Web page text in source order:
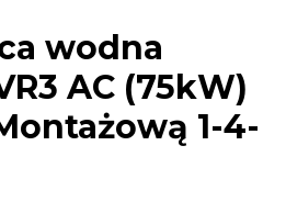
wodna
AC (75kW)
1-4-